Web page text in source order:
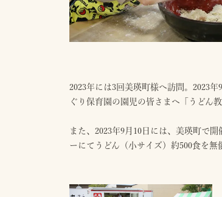
2023年には3回美瑛町様へ訪問。2023
ぐり保育園の園児の皆さまへ「うどん
また、2023年9月10日には、美瑛町で
ーにてうどん（小サイズ）約500食を無